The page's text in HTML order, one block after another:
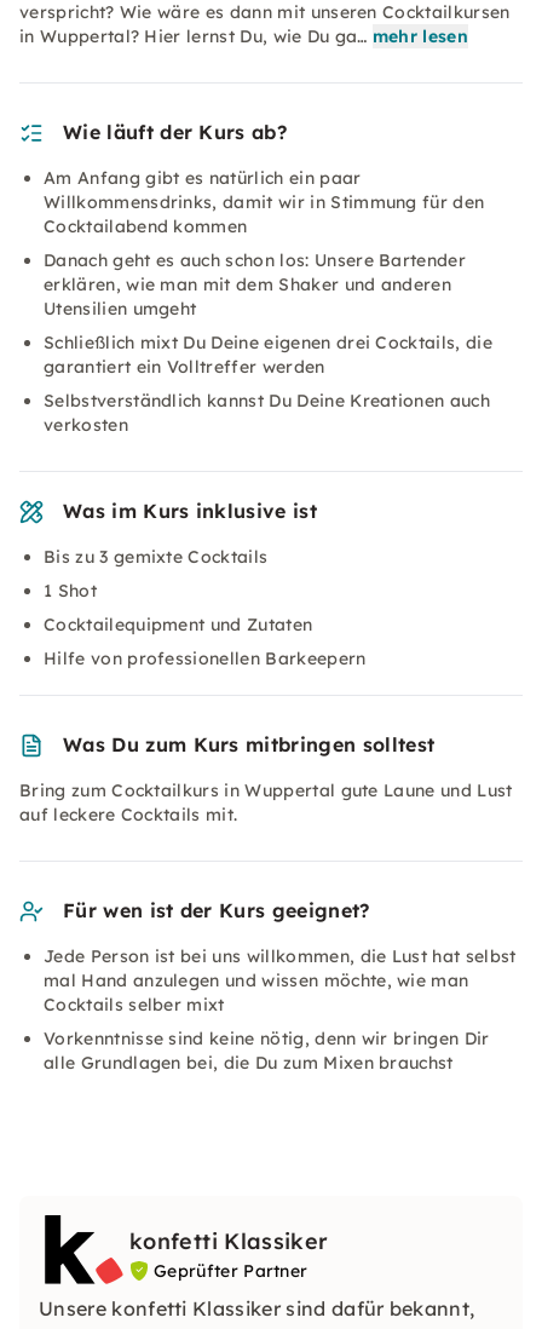
verspricht? Wie wäre es dann mit unseren Cocktailkursen
in Wuppertal? Hier lernst Du, wie Du ga… mehr lesen
Wie läuft der Kurs ab?
Am Anfang gibt es natürlich ein paar
Willkommensdrinks, damit wir in Stimmung für den
Cocktailabend kommen
Danach geht es auch schon los: Unsere Bartender
erklären, wie man mit dem Shaker und anderen
Utensilien umgeht
Schließlich mixt Du Deine eigenen drei Cocktails, die
garantiert ein Volltreffer werden
Selbstverständlich kannst Du Deine Kreationen auch
verkosten
Was im Kurs inklusive ist
Bis zu 3 gemixte Cocktails
1 Shot
Cocktailequipment und Zutaten
Hilfe von professionellen Barkeepern
Was Du zum Kurs mitbringen solltest
Bring zum Cocktailkurs in Wuppertal gute Laune und Lust
auf leckere Cocktails mit.
Für wen ist der Kurs geeignet?
Jede Person ist bei uns willkommen, die Lust hat selbst
mal Hand anzulegen und wissen möchte, wie man
Cocktails selber mixt
Vorkenntnisse sind keine nötig, denn wir bringen Dir
alle Grundlagen bei, die Du zum Mixen brauchst
konfetti Klassiker
Geprüfter Partner
Unsere konfetti Klassiker sind dafür bekannt,